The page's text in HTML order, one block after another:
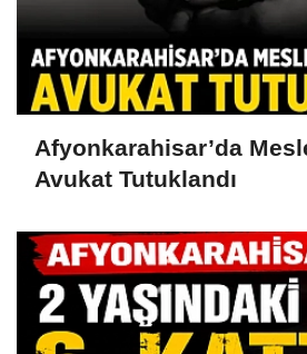
Afyonkarahisar’da
Avukat Tutuklandı